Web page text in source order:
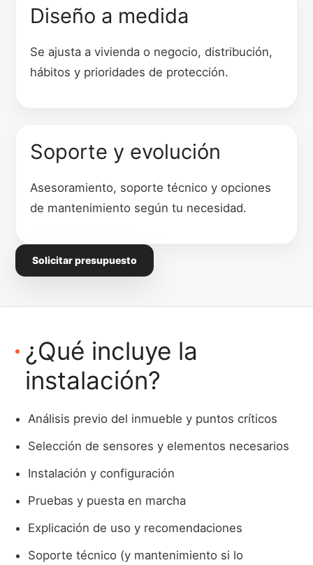
Diseño a medida
Se ajusta a vivienda o negocio, distribución,
hábitos y prioridades de protección.
Soporte y evolución
Asesoramiento, soporte técnico y opciones
de mantenimiento según tu necesidad.
Solicitar presupuesto
¿Qué incluye la
instalación?
Análisis previo del inmueble y puntos críticos
Selección de sensores y elementos necesarios
Instalación y configuración
Pruebas y puesta en marcha
Explicación de uso y recomendaciones
Soporte técnico (y mantenimiento si lo